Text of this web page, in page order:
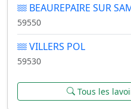
BEAUREPAIRE SUR
59550
VILLERS POL
59530
Tous les